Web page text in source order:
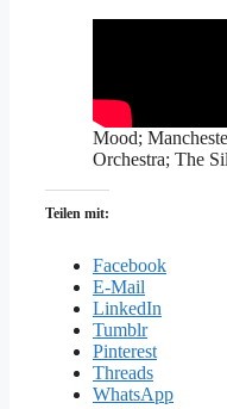
Mood;
Orchestra; The
Teilen mit:
Facebook
E-Mail
LinkedIn
Tumblr
Pinterest
Threads
WhatsApp